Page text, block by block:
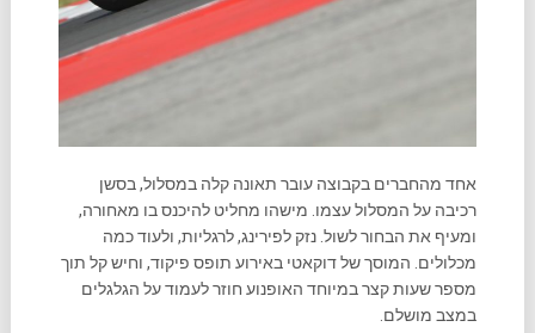
אחד מהחברים בקבוצה עובר תאונה קלה במסלול, בסשן
רכיבה על המסלול עצמו. מישהו מחליט להיכנס בו מאחורה,
ומעיף את הבחור לשול. נזק לפירינג, לרגליות, ולעוד כמה
מכלולים. המוסך של דוקאטי באירוע תופס פיקוד, וחיש קל תוך
מספר שעות קצר במיוחד האופנוע חוזר לעמוד על הגלגלים
במצב מושלם.